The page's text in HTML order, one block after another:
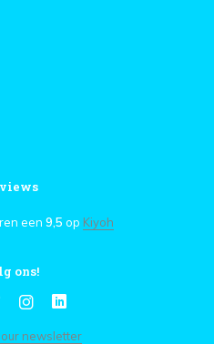
een 9,5 op Kiyoh
ons!
newsletter